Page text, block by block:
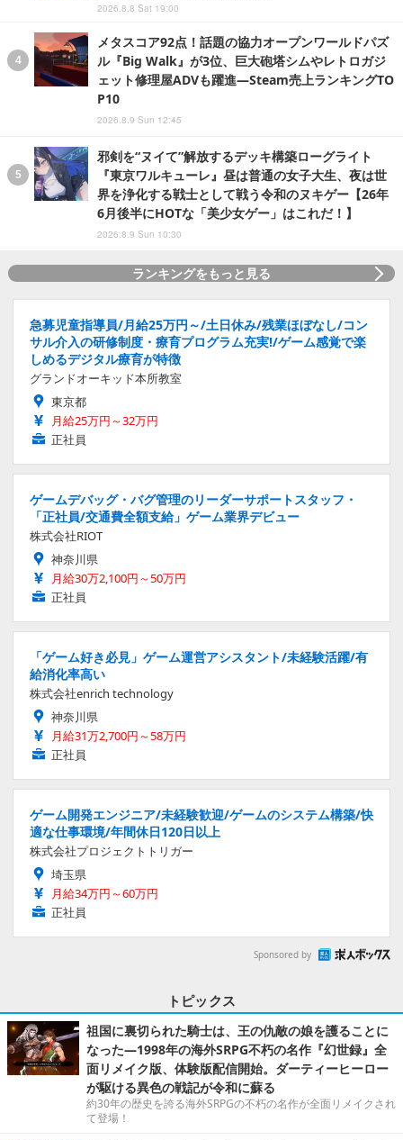
2026.8.8 Sat 19:00
メタスコア92点！話題の協力オープンワールドパズ
ル『Big Walk』が3位、巨大砲塔シムやレトロガジ
ェット修理屋ADVも躍進―Steam売上ランキングTO
P10
2026.8.9 Sun 12:45
邪剣を“ヌイて”解放するデッキ構築ローグライト
『東京ワルキューレ』昼は普通の女子大生、夜は世
界を浄化する戦士として戦う令和のヌキゲー【26年
6月後半にHOTな「美少女ゲー」はこれだ！】
2026.8.9 Sun 10:30
ランキングをもっと見る
急募児童指導員/月給25万円～/土日休み/残業ほぼなし/コン
サル介入の研修制度・療育プログラム充実!/ゲーム感覚で楽
しめるデジタル療育が特徴
グランドオーキッド本所教室
東京都
月給25万円～32万円
正社員
ゲームデバッグ・バグ管理のリーダーサポートスタッフ・
「正社員/交通費全額支給」ゲーム業界デビュー
株式会社RIOT
神奈川県
月給30万2,100円～50万円
正社員
「ゲーム好き必見」ゲーム運営アシスタント/未経験活躍/有
給消化率高い
株式会社enrich technology
神奈川県
月給31万2,700円～58万円
正社員
ゲーム開発エンジニア/未経験歓迎/ゲームのシステム構築/快
適な仕事環境/年間休日120日以上
株式会社プロジェクトトリガー
埼玉県
月給34万円～60万円
正社員
Sponsored by
トピックス
祖国に裏切られた騎士は、王の仇敵の娘を護ることに
なった―1998年の海外SRPG不朽の名作『幻世録』全
面リメイク版、体験版配信開始。ダーティーヒーロー
が駆ける異色の戦記が令和に蘇る
約30年の歴史を誇る海外SRPGの不朽の名作が全面リメイクされ
て登場！